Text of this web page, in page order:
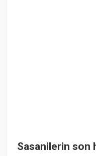
Sasanilerin son